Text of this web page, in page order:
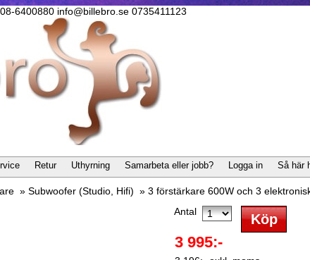
6400880 info@billebro.se 0735411123
Retur Uthyrning Samarbeta eller jobb? Logga in Så här
»Subwoofer (Studio, Hifi) »3 förstärkare 600W och 3
Antal
3 995:-